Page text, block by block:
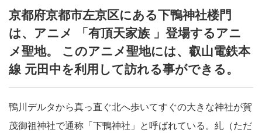
京都府京都市左京区にある下鴨神社楼門
は、アニメ 「有頂天家族 」登場するアニ
メ聖地。 このアニメ聖地には、叡山電鉄本
線 元田中を利用して訪れる事ができる。
鴨川デルタから真っ直ぐ北へ歩いてすぐの大きな神社が賀
茂御祖神社で通称「下鴨神社」と呼ばれている。糺（ただ